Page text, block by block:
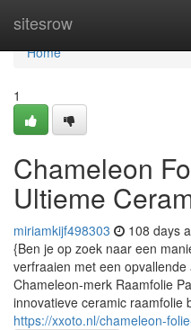
sitesrow
Home
Home
1
Chameleon
Ultieme
miriamkijf498303 108 days
{Ben je op zoek naar een
verfraaien met een
Chameleon-merk Raamfolie
innovatieve ceramic raamfolie
https://xxoto.nl/chameleon-